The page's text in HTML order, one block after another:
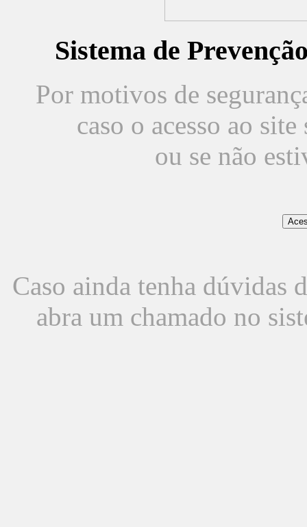
Sistema de
Por motivos de
caso o acesso ao
ou se não
Caso ainda tenha dúvidas
abra um chamado no